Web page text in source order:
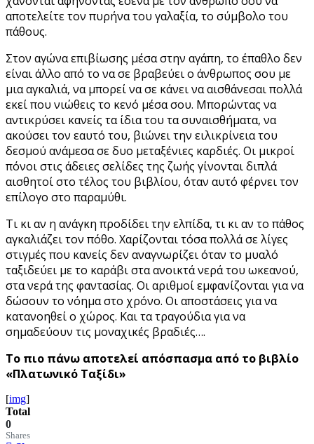
αποτελείτε τον πυρήνα του γαλαξία, το σύμβολο του
πάθους.
Στον αγώνα επιβίωσης μέσα στην αγάπη, το έπαθλο δεν
είναι άλλο από το να σε βραβεύει ο άνθρωπος σου με
μια αγκαλιά, να μπορεί να σε κάνει να αισθάνεσαι πολλά
εκεί που νιώθεις το κενό μέσα σου. Μπορώντας να
αντικρύσει κανείς τα ίδια του τα συναισθήματα, να
ακούσει τον εαυτό του, βιώνει την ειλικρίνεια του
δεσμού ανάμεσα σε δυο μεταξένιες καρδιές. Οι μικροί
πόνοι στις άδειες σελίδες της ζωής γίνονται διπλά
αισθητοί στο τέλος του βιβλίου, όταν αυτό φέρνει τον
επίλογο στο παραμύθι.
Τι κι αν η ανάγκη προδίδει την ελπίδα, τι κι αν το πάθος
αγκαλιάζει τον πόθο. Χαρίζονται τόσα πολλά σε λίγες
στιγμές που κανείς δεν αναγνωρίζει όταν το μυαλό
ταξιδεύει με το καράβι στα ανοικτά νερά του ωκεανού,
στα νερά της φαντασίας. Οι αριθμοί εμφανίζονται για να
δώσουν το νόημα στο χρόνο. Οι αποστάσεις για να
κατανοηθεί ο χώρος. Και τα τραγούδια για να
σημαδεύουν τις μοναχικές βραδιές….
Το πιο πάνω αποτελεί απόσπασμα από το βιβλίο
«Πλατωνικό Ταξίδι»
[img]
Total
0
Shares